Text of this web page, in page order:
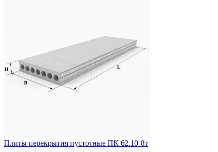
Плиты перекрытия пустотные ПК 62.10-8т